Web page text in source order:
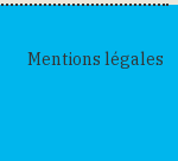
R
E
Mentions légales